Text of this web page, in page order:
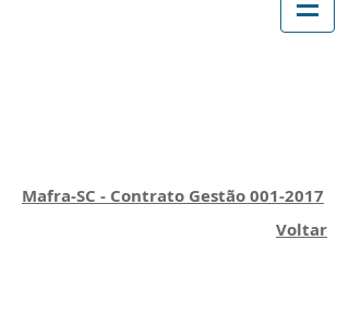
Mafra-SC - Contrato Gestão 001-2017
Voltar